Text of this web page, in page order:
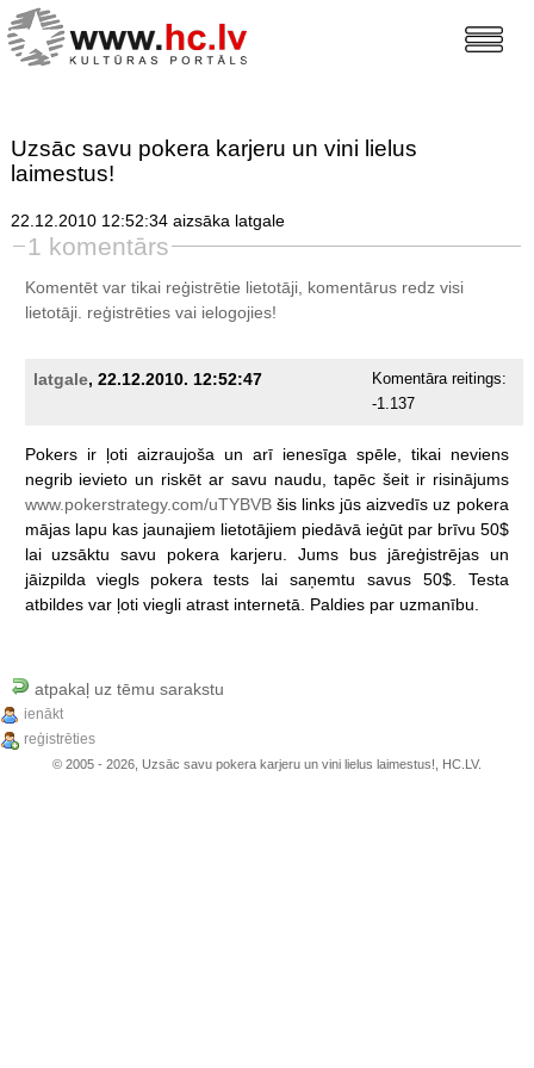
Uzsāc savu pokera karjeru un vini lielus
laimestus!
22.12.2010 12:52:34 aizsāka latgale
1 komentārs
Komentēt var tikai reģistrētie lietotāji, komentārus redz visi
lietotāji. reģistrētiesvai ielogojies!
latgale, 22.12.2010. 12:52:47
Komentāra reitings:
-1.137
Pokers ir ļoti aizraujoša un arī ienesīga spēle, tikai neviens
negrib ievieto un riskēt ar savu naudu, tapēc šeit ir risinājums
www.pokerstrategy.com/uTYBVB šis links jūs aizvedīs uz pokera
mājas lapu kas jaunajiem lietotājiem piedāvā ieģūt par brīvu 50$
lai uzsāktu savu pokera karjeru. Jums bus jāreģistrējas un
jāizpilda
viegls pokera tests lai saņemtu savus 50$.
Testa
atbildes var ļoti viegli atrast internetā. Paldies par uzmanību.
atpakaļ uz tēmu sarakstu
ienākt
reģistrēties
© 2005 - 2026, Uzsāc savu pokera karjeru un vini lielus laimestus!, HC.LV.